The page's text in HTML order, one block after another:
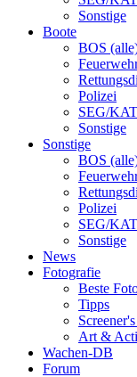
Sonstige
Boote
BOS
Polizei
SEG/
Sonstige
Sonstige
BOS
Polizei
SEG/
Sonstige
News
Fotografie
Beste
Tipps
Art &
Wachen-DB
Forum